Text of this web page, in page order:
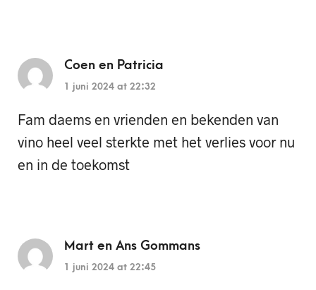
Coen en Patricia
1 juni 2024 at 22:32
Fam daems en vrienden en bekenden van
vino heel veel sterkte met het verlies voor nu
en in de toekomst
Mart en Ans Gommans
1 juni 2024 at 22:45